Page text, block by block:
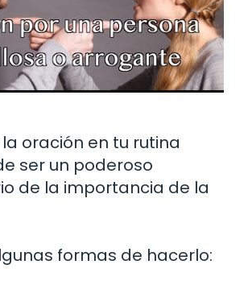
oración en tu rutina
ser un poderoso
de la importancia de la
formas de hacerlo: